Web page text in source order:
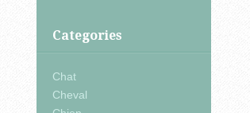
Categories
Chat
Cheval